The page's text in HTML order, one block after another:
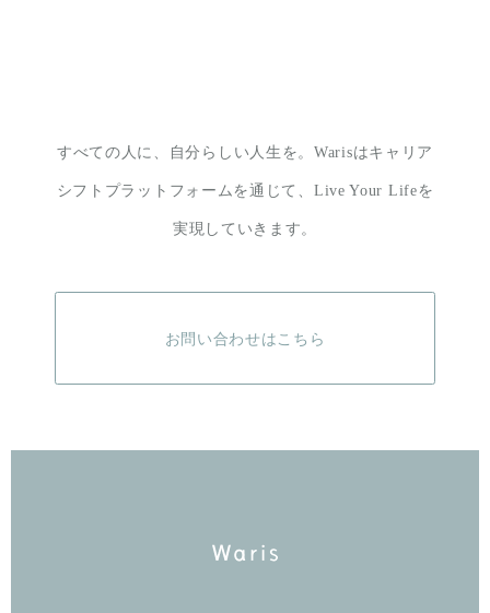
すべての人に、自分らしい人生を。Warisはキャリア
シフトプラットフォームを通じて、 Live Your Lifeを
実現していきます。
お問い合わせはこちら